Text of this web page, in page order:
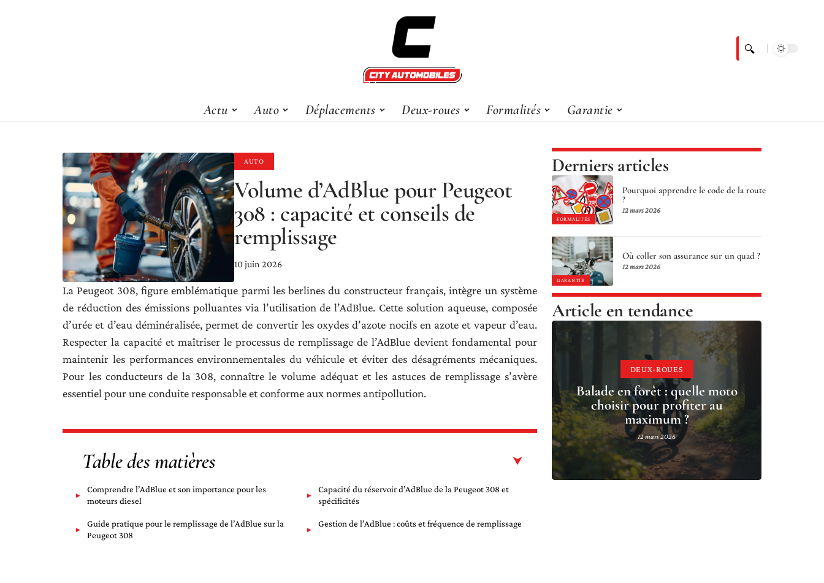
Actu Auto Déplacements Deux-roues Formalités Garantie
AUTO
Volume d’AdBlue pour Peugeot
308 : capacité et conseils de
remplissage
10 juin 2026
La Peugeot 308, figure emblématique parmi les berlines du constructeur français, intègre un système
de réduction des émissions polluantes via l’utilisation de l’AdBlue. Cette solution aqueuse, composée
d’urée et d’eau déminéralisée, permet de convertir les oxydes d’azote nocifs en azote et vapeur d’eau.
Respecter la capacité et maîtriser le processus de remplissage de l’AdBlue devient fondamental pour
maintenir les performances environnementales du véhicule et éviter des désagréments mécaniques.
Pour les conducteurs de la 308, connaître le volume adéquat et les astuces de remplissage s’avère
essentiel pour une conduite responsable et conforme aux normes antipollution.
Table des matières
Comprendre l’AdBlue et son importance pour les
moteurs diesel
Capacité du réservoir d’AdBlue de la Peugeot 308 et
spécificités
Guide pratique pour le remplissage de l’AdBlue sur la
Peugeot 308
Gestion de l’AdBlue : coûts et fréquence de remplissage
Derniers articles
FORMALITÉS
Pourquoi apprendre le code de la route
?
12 mars 2026
GARANTIE
Où coller son assurance sur un quad ?
12 mars 2026
Article en tendance
DEUX-ROUES
Balade en forêt : quelle moto
choisir pour profiter au
maximum ?
12 mars 2026